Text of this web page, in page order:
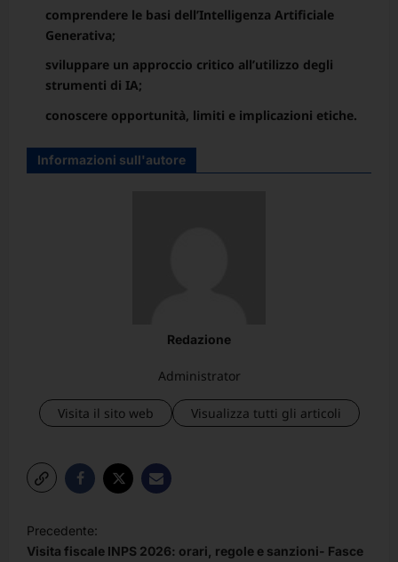
comprendere le basi dell’Intelligenza Artificiale
Generativa;
sviluppare un approccio critico all’utilizzo degli
strumenti di IA;
conoscere opportunità, limiti e implicazioni etiche.
Informazioni sull'autore
Redazione
Administrator
Visita il sito web Visualizza tutti gli articoli
a
Precedente:
Visita fiscale INPS 2026: orari, regole e sanzioni- Fasce